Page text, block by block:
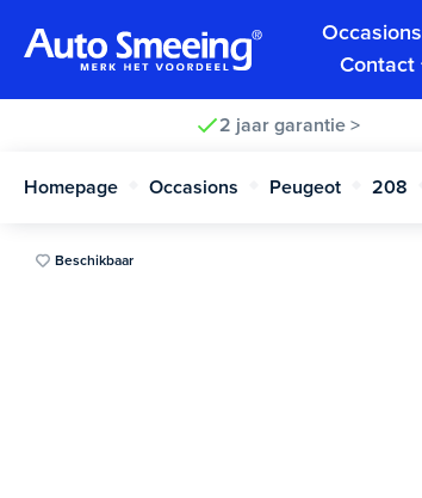
Occasions
Contact
2 jaar garantie >
Homepage Occasions Peugeot 208
Beschikbaar